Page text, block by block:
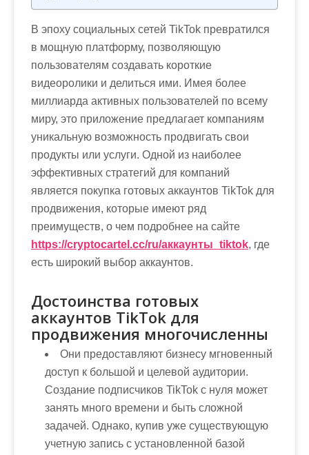
В эпоху социальных сетей TikTok превратился
в мощную платформу, позволяющую
пользователям создавать короткие
видеоролики и делиться ими. Имея более
миллиарда активных пользователей по всему
миру, это приложение предлагает компаниям
уникальную возможность продвигать свои
продукты или услуги. Одной из наиболее
эффективных стратегий для компаний
является покупка готовых аккаунтов TikTok для
продвижения, которые имеют ряд
преимуществ, о чем подробнее на сайте
https://cryptocartel.cc/ru/аккаунты_tiktok, где
есть широкий выбор аккаунтов.
Достоинства готовых
аккаунтов TikTok для
продвижения многочисленны
Они предоставляют бизнесу мгновенный
доступ к большой и целевой аудитории.
Создание подписчиков TikTok с нуля может
занять много времени и быть сложной
задачей. Однако, купив уже существующую
учетную запись с установленной базой